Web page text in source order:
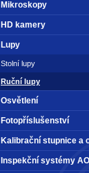
Mikroskopy
HD kamery
Lupy
Stolní lupy
Ruční lupy
Osvětlení
Fotopříslušenství
Kalibrační stupnice a
Inspekční systémy AOI